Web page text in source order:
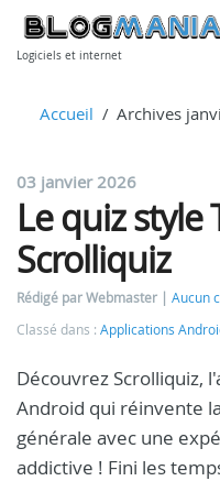
Logiciels et internet
Accueil Archives
03 janvier 2026
Le quiz style
Scrolliquiz
Rédigé par Webmaster
Aucun
Classé dans : Applications
Découvrez Scrolliquiz,
Android qui réinvente
générale avec une
addictive ! Fini les